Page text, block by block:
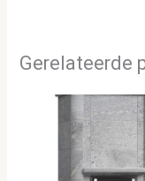
Gerelateerde